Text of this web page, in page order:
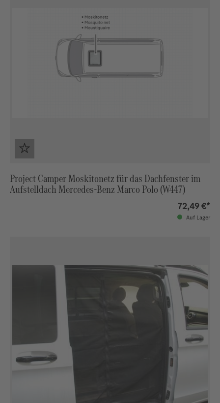
Project Camper Moskitonetz für das Dachfenster im
Aufstelldach Mercedes-Benz Marco Polo (W447)
72,49 €*
Auf Lager